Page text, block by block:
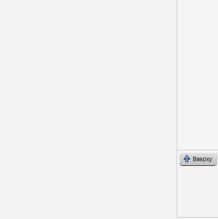
Вверху